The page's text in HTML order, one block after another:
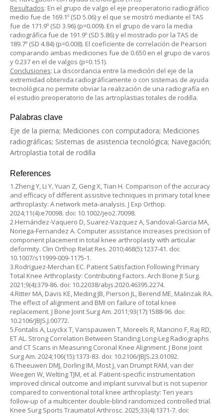
Resultados: En el grupo de valgo el eje preoperatorio radiográfico
medio fue de 169.1º (SD 5.06) y el que se mostró mediante el TAS
fue de 171.9º (SD 3.96) (p=0.009). En el grupo de varo la media
radiográfica fue de 191.9º (SD 5.86) y el mostrado por la TAS de
189.7º (SD 4.84) (p=0.008). El coeficiente de correlación de Pearson
comparando ambas mediciones fue de 0.650 en el grupo de varos
y 0.237 en el de valgos (p=0.151).
Conclusiones: La discordancia entre la medición del eje de la
extremidad obtenida radiográficamente o con sistemas de ayuda
tecnológica no permite obviar la realización de una radiografía en
el estudio preoperatorio de las artroplastias totales de rodilla.
Palabras clave
Eje de la pierna; Mediciones con computadora; Mediciones
radiográficas; Sistemas de asistencia tecnológica; Navegación;
Artroplastia total de rodilla
References
1.Zheng Y, Li Y, Yuan Z, Geng X, Tian H. Comparison of the accuracy
and efficacy of different assistive techniques in primary total knee
arthroplasty: A network meta-analysis. J Exp Orthop.
2024;11(4):e70098. doi: 10.1002/jeo2.70098.
2.Hernández-Vaquero D, Suarez-Vazquez A, Sandoval-Garcia MA,
Noriega-Fernandez A. Computer assistance increases precision of
component placement in total knee arthroplasty with articular
deformity. Clin Orthop Relat Res. 2010;468(5):1237-41. doi:
10.1007/s11999-009-1175-1.
3.Rodriguez-Merchan EC. Patient Satisfaction Following Primary
Total Knee Arthroplasty: Contributing Factors. Arch Bone Jt Surg.
2021;9(4):379-86. doi: 10.22038/abjs.2020.46395.2274.
4.Ritter MA, Davis KE, Meding JB, Pierson JL, Berend ME, Malinzak RA.
The effect of alignment and BMI on failure of total knee
replacement. J Bone Joint Surg Am. 2011;93(17):1588-96. doi:
10.2106/JBJS.J.00772.
5.Fontalis A, Luyckx T, Vanspauwen T, Moreels R, Mancino F, Raj RD,
ET AL. Strong Correlation Between Standing Long-Leg Radiographs
and CT Scans in Measuring Coronal Knee Alignment. J Bone Joint
Surg Am. 2024;106(15):1373-83. doi: 10.2106/JBJS.23.01092.
6.Theeuwen DMJ, Dorling IM, Most J, van Drumpt RAM, van der
Weegen W, Welting TJM, et al. Patient-specific instrumentation
improved clinical outcome and implant survival but is not superior
compared to conventional total knee arthroplasty: Ten years
follow-up of a multicenter double-blind randomized controlled trial.
Knee Surg Sports Traumatol Arthrosc. 2025;33(4):1371-7. doi: